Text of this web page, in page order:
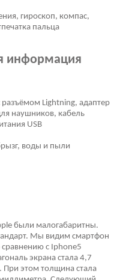
гироскоп, компас,
пальца
информация
разъёмом Lightning, адаптер
наушников, кабель
USB
воды и пыли
были малогабаритны.
Мы видим смартфон
с Iphone5
экрана стала 4,7
этом толщина стала